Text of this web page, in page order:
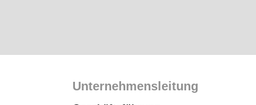
Unternehmensleitung